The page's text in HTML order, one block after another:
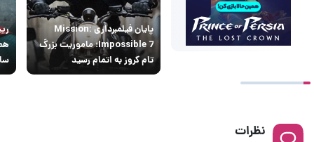
پایان فیلمبرداری Mission:
Impossible 7؛ ماموریت بزرگ
تام کروز به اتمام رسید
نظرات